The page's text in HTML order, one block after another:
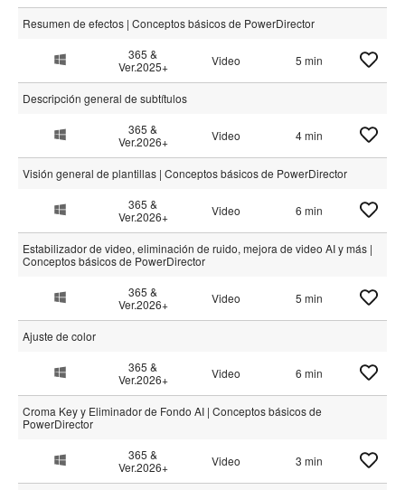
Resumen de efectos | Conceptos básicos de PowerDirector
365 &
Ver.2025+
Video 5 min
Descripción general de subtítulos
365 &
Ver.2026+
Video 4 min
Visión general de plantillas | Conceptos básicos de PowerDirector
365 &
Ver.2026+
Video 6 min
Estabilizador de video, eliminación de ruido, mejora de video AI y más |
Conceptos básicos de PowerDirector
365 &
Ver.2026+
Video 5 min
Ajuste de color
365 &
Ver.2026+
Video 6 min
Croma Key y Eliminador de Fondo AI | Conceptos básicos de
PowerDirector
365 &
Ver.2026+
Video 3 min